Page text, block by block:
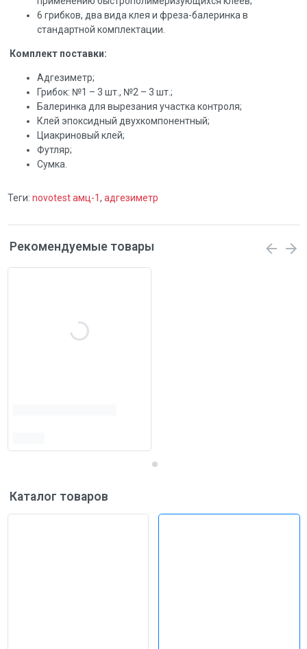
6 грибков, два вида клея и фреза-балеринка в
стандартной комплектации.
Комплект поставки:
Адгезиметр;
Грибок: №1 – 3 шт., №2 – 3 шт.;
Балеринка для вырезания участка контроля;
Клей эпоксидный двухкомпонентный;
Циакриновый клей;
Футляр;
Сумка.
Теги: novotest амц-1, адгезиметр
Рекомендуемые товары
Каталог товаров